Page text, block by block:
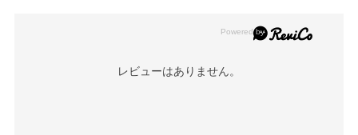
レビューはありません。